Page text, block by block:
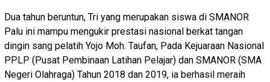
Dua tahun beruntun, Tri yang merupakan siswa di SMANOR
Palu ini mampu mengukir prestasi nasional berkat tangan
dingin sang pelatih Yojo Moh. Taufan, Pada Kejuaraan Nasional
PPLP (Pusat Pembinaan Latihan Pelajar) dan SMANOR (SMA
Negeri Olahraga) Tahun 2018 dan 2019, ia berhasil meraih